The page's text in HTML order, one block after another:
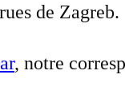
de Zagreb.
, notre